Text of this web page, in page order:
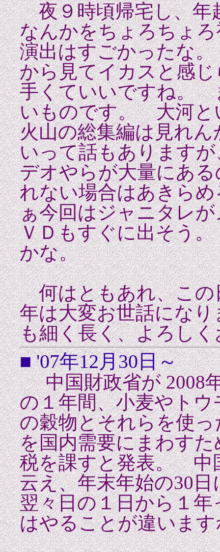
夜９時頃帰宅し、年
なんかをちょろちょ
演出はすごかったな
から見てイカスと感
手くていいですね。
いものです。 大河と
火山の総集編は見れ
いって話もあります
デオやらが大量にあ
れない場合はあきら
ぁ今回はジャニタレ
ＶＤもすぐに出そう
かな。
何はともあれ、この
年は大変お世話にな
も細く長く、よろし
■ '07年12月30日～
中国財政省が 2008
の１年間、小麦やト
の穀物とそれらを使
を国内需要にまわす
税を課すと発表。 中
云え、年末年始の30
翌々日の１日から１
はやることが違います